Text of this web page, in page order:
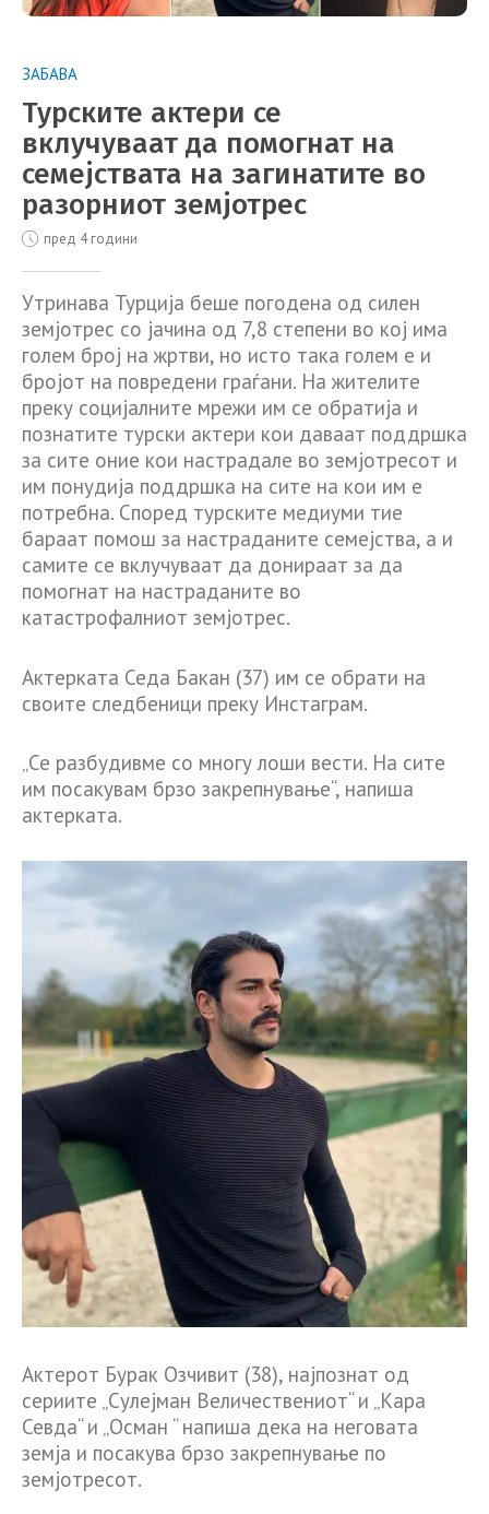
ЗАБАВА
Турските актери се
вклучуваат да помогнат на
семејствата на загинатите во
разорниот земјотрес
пред 4 години
Утринава Турција беше погодена од силен
земјотрес со јачина од 7,8 степени во кој има
голем број на жртви, но исто така голем е и
бројот на повредени граѓани. На жителите
преку социјалните мрежи им се обратија и
познатите турски актери кои даваат поддршка
за сите оние кои настрадале во земјотресот и
им понудија поддршка на сите на кои им е
потребна. Според турските медиуми тие
бараат помош за настраданите семејства, а и
самите се вклучуваат да донираат за да
помогнат на настраданите во
катастрофалниот земјотрес.
Актерката Седа Бакан (37) им се обрати на
своите следбеници преку Инстаграм.
„Се разбудивме со многу лоши вести. На сите
им посакувам брзо закрепнување“, напиша
актерката.
Актерот Бурак Озчивит (38), најпознат од
сериите „Сулејман Величествениот“ и „Кара
Севда“ и „Осман “ напиша дека на неговата
земја и посакува брзо закрепнување по
земјотресот.